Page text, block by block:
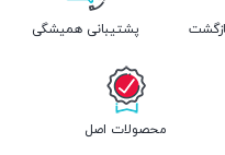
پشتیبانی همیشگی
محصولات اصل